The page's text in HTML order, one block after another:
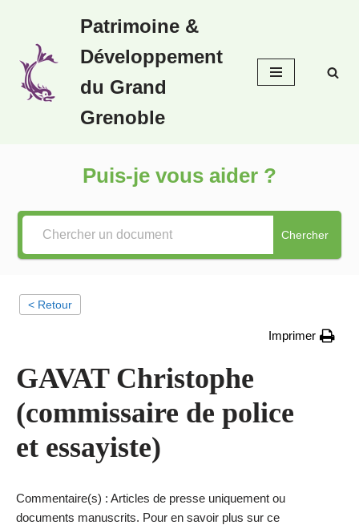
au
contenu
Patrimoine &
Développement
du Grand
Grenoble
Puis-je vous aider ?
Chercher
< Retour
Imprimer
GAVAT Christophe
(commissaire de police
et essayiste)
Commentaire(s) : Articles de presse uniquement ou
documents manuscrits. Pour en savoir plus sur ce